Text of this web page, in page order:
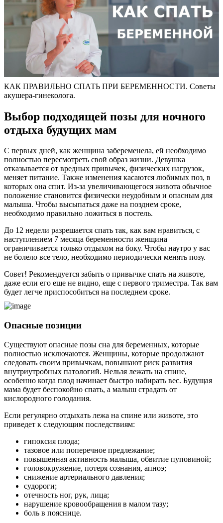
КАК ПРАВИЛЬНО СПАТЬ ПРИ БЕРЕМЕННОСТИ. Советы
акушера-гинеколога.
Выбор подходящей позы для ночного
отдыха будущих мам
С первых дней, как женщина забеременела, ей необходимо
полностью пересмотреть свой образ жизни. Девушка
отказывается от вредных привычек, физических нагрузок,
меняет питание. Также изменения касаются любимых поз, в
которых она спит. Из-за увеличивающегося живота обычное
положение становится физически неудобным и опасным для
малыша. Чтобы высыпаться даже на позднем сроке,
необходимо правильно ложиться в постель.
До 12 недели разрешается спать так, как вам нравиться, с
наступлением 7 месяца беременности женщина
ограничивается только отдыхом на боку. Чтобы наутро у вас
не болело все тело, необходимо периодически менять позу.
Совет! Рекомендуется забыть о привычке спать на животе,
даже если его еще не видно, еще с первого триместра. Так вам
будет легче приспособиться на последнем сроке.
Опасные позиции
Существуют опасные позы сна для беременных, которые
полностью исключаются. Женщины, которые продолжают
следовать своим привычкам, повышают риск развития
внутриутробных патологий. Нельзя лежать на спине,
особенно когда плод начинает быстро набирать вес. Будущая
мама будет беспокойно спать, а малыш страдать от
кислородного голодания.
Если регулярно отдыхать лежа на спине или животе, это
приведет к следующим последствиям:
гипоксия плода;
тазовое или поперечное предлежание;
повышенная активность малыша, обвитие пуповиной;
головокружение, потеря сознания, апноэ;
снижение артериального давления;
судороги;
отечность ног, рук, лица;
нарушение кровообращения в малом тазу;
боль в пояснице.